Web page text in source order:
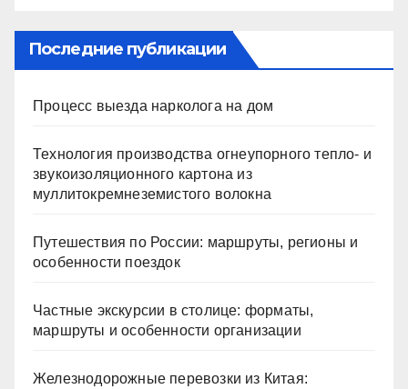
Последние публикации
Процесс выезда нарколога на дом
Технология производства огнеупорного тепло- и
звукоизоляционного картона из
муллитокремнеземистого волокна
Путешествия по России: маршруты, регионы и
особенности поездок
Частные экскурсии в столице: форматы,
маршруты и особенности организации
Железнодорожные перевозки из Китая: